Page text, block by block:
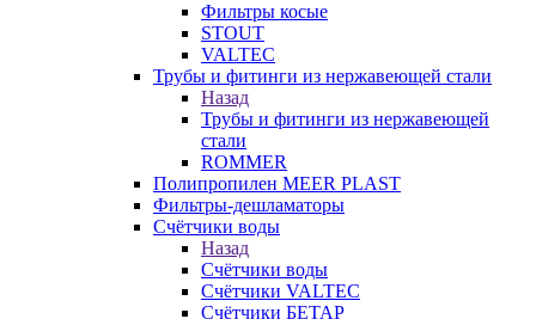
Фильтры косые
STOUT
VALTEC
Трубы и фитинги из нержавеющей стали
Назад
Трубы и фитинги из нержавеющей
стали
ROMMER
Полипропилен MEER PLAST
Фильтры-дешламаторы
Счётчики воды
Назад
Счётчики воды
Счётчики VALTEC
Счётчики БЕТАР